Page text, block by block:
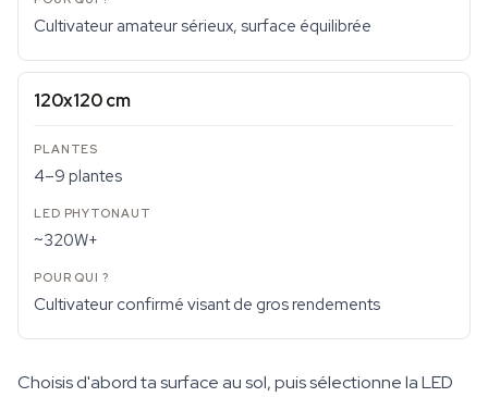
Cultivateur amateur sérieux, surface équilibrée
120x120 cm
4–9 plantes
~320W+
Cultivateur confirmé visant de gros rendements
Choisis d'abord ta surface au sol, puis sélectionne la LED